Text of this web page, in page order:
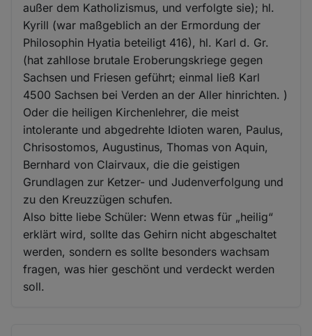
außer dem Katholizismus, und verfolgte sie); hl.
Kyrill (war maßgeblich an der Ermordung der
Philosophin Hyatia beteiligt 416), hl. Karl d. Gr.
(hat zahllose brutale Eroberungskriege gegen
Sachsen und Friesen geführt; einmal ließ Karl
4500 Sachsen bei Verden an der Aller hinrichten. )
Oder die heiligen Kirchenlehrer, die meist
intolerante und abgedrehte Idioten waren, Paulus,
Chrisostomos, Augustinus, Thomas von Aquin,
Bernhard von Clairvaux, die die geistigen
Grundlagen zur Ketzer- und Judenverfolgung und
zu den Kreuzzügen schufen.
Also bitte liebe Schüler: Wenn etwas für „heilig“
erklärt wird, sollte das Gehirn nicht abgeschaltet
werden, sondern es sollte besonders wachsam
fragen, was hier geschönt und verdeckt werden
soll.